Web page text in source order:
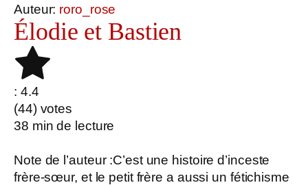
Auteur: roro_rose
Élodie et Bastien
: 4.4
(44) votes
38 min de lecture
Note de l’auteur :C’est une histoire d’inceste
frère-sœur, et le petit frère a aussi un fétichisme